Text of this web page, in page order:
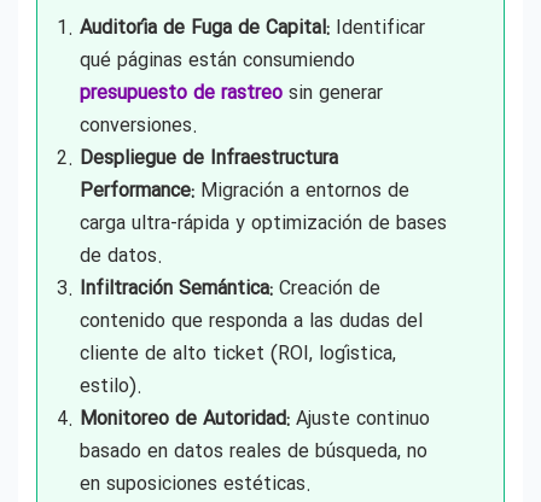
Auditoría de Fuga de Capital: Identificar
qué páginas están consumiendo
presupuesto de rastreo sin generar
conversiones.
Despliegue de Infraestructura
Performance: Migración a entornos de
carga ultra-rápida y optimización de bases
de datos.
Infiltración Semántica: Creación de
contenido que responda a las dudas del
cliente de alto ticket (ROI, logística,
estilo).
Monitoreo de Autoridad: Ajuste continuo
basado en datos reales de búsqueda, no
en suposiciones estéticas.